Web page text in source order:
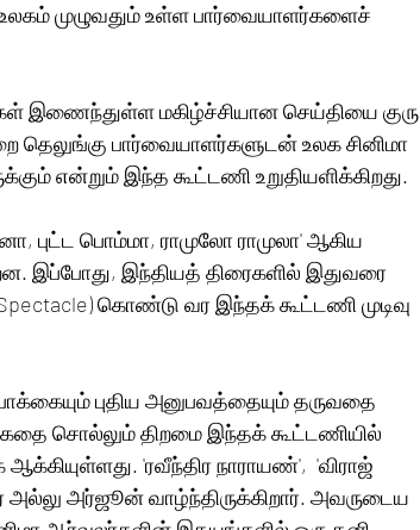
உலகம் முழுவதும் உள்ள பார்வையாளர்களைச்
இணைந்துள்ள மகிழ்ச்சியான செய்தியை குரு
தெலுங்கு பார்வையாளர்களுடன் உலக சினிமா
என்றும் இந்த கூட்டணி உறுதியளிக்கிறது.
புட்ட பொம்மா, ராமுலோ ராமுலா' ஆகிய
இப்போது, ​​இந்தியத் திரைகளில் இதுவரை
கொண்டு வர இந்தக் கூட்டணி முடிவு
புதிய அனுபவத்தையும் தருவதை
கதை சொல்லும் திறமை இந்தக் கூட்டணியில்
'ரவீந்திர நாராயண்',  'விராஜ்
அல்லு அர்ஜூன் வாழ்ந்திருக்கிறார். அவருடைய